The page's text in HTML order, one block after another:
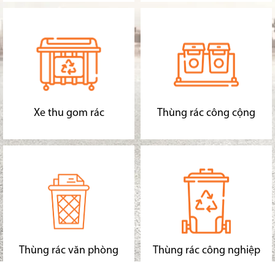
Xe thu gom rác Thùng rác công cộng
Thùng rác văn phòng Thùng rác công nghiệp